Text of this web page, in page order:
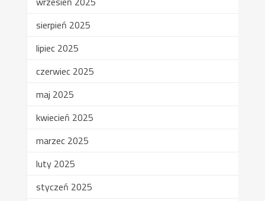
sierpień 2025
lipiec 2025
czerwiec 2025
maj 2025
kwiecień 2025
marzec 2025
luty 2025
styczeń 2025